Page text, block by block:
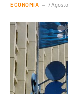
ECONOMIA 7